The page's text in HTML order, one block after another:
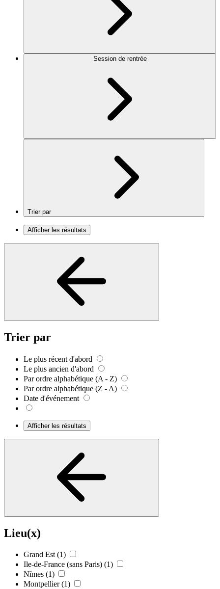
Session de rentrée
Trier par
Afficher les résultats
Trier par
Le plus récent d'abord
Le plus ancien d'abord
Par ordre alphabétique (A - Z)
Par ordre alphabétique (Z - A)
Date d'événement
Afficher les résultats
Lieu(x)
Grand Est (1)
Ile-de-France (sans Paris) (1)
Nîmes (1)
Montpellier (1)